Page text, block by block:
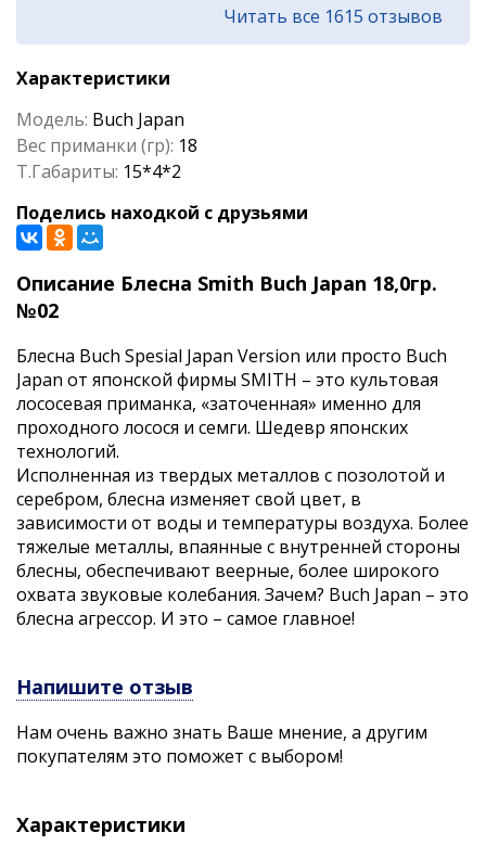
Читать все 1615 отзывов
Характеристики
Модель: Buch Japan
Вес приманки (гр): 18
Т.Габариты: 15*4*2
Поделись находкой с друзьями
Описание Блесна Smith Buch Japan 18,0гр.
№02
Блесна Buch Spesial Japan Version или просто Buch
Japan от японской фирмы SMITH – это культовая
лососевая приманка, «заточенная» именно для
проходного лосося и семги. Шедевр японских
технологий.
Исполненная из твердых металлов с позолотой и
серебром, блесна изменяет свой цвет, в
зависимости от воды и температуры воздуха. Более
тяжелые металлы, впаянные с внутренней стороны
блесны, обеспечивают веерные, более широкого
охвата звуковые колебания. Зачем? Buch Japan – это
блесна агрессор. И это – самое главное!
Напишите отзыв
Нам очень важно знать Ваше мнение, а другим
покупателям это поможет с выбором!
Характеристики